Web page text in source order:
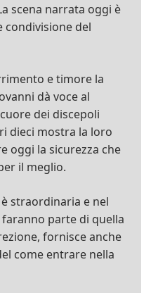
scena narrata oggi è
condivisione del
e timore la
dà voce al
dei discepoli
dieci mostra la loro
oggi la sicurezza che
il meglio.
straordinaria e nel
parte di quella
fornisce anche
come entrare nella